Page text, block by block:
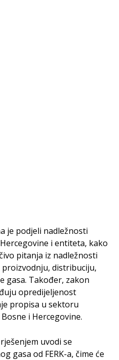
je podjeli nadležnosti
i entiteta, kako
pitanja iz nadležnosti
proizvodnju, distribuciju,
gasa. Također, zakon
opredijeljenost
propisa u sektoru
i Hercegovine.
uvodi se
gasa od FERK-a, čime će